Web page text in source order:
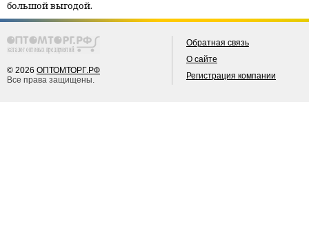
большой выгодой.
© 2026 ОПТОМТОРГ.РФ
Все права защищены.
Обратная связь
О сайте
Регистрация компании